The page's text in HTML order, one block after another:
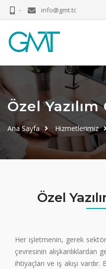
- info@gmt.tc
Özel
Ana Sayfa Hizmetlerimiz
Özel
Her işletmenin, gerek
çevresinin alışkanlıklardan
ihtiyaçları ve iş akışı vardır.